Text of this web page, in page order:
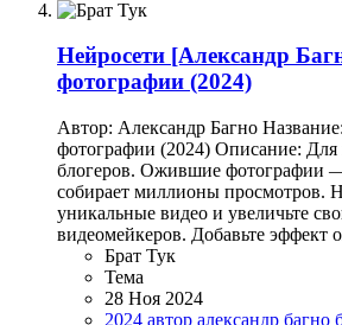
Нейросети [Александр
фотографии (2024)
Автор: Александр Багно
фотографии (2024) Описание: Для
блогеров. Ожившие фотографии
собирает миллионы просмотров.
уникальные видео и увеличьте
видеомейкеров. Добавьте эффект
Брат Тук
Тема
28 Ноя 2024
2024 автор александр багно